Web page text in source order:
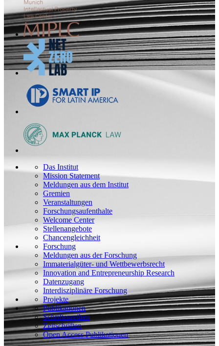
Das Institut
Mission Statement
Meldungen aus dem Institut
Gremien
Veranstaltungen
Forschungsaufenthalte
Welcome Center
Stellenangebote
Chancengleichheit
Forschung
Meldungen aus der Forschung
Immaterialgüter- und Wettbewerbsrecht
Innovation and Entrepreneurship Research
Datenzugang
Interdisziplinäre Forschung
Projekte
Publikationen
Schriftenreihen
Zeitschriften
Open Access Publikationen